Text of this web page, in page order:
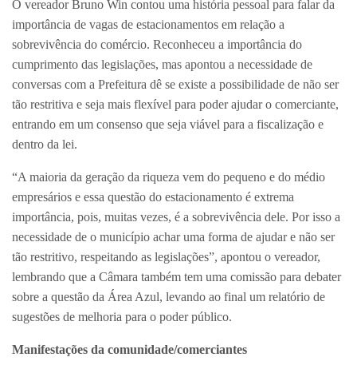
O vereador Bruno Win contou uma história pessoal para falar da
importância de vagas de estacionamentos em relação a
sobrevivência do comércio. Reconheceu a importância do
cumprimento das legislações, mas apontou a necessidade de
conversas com a Prefeitura dê se existe a possibilidade de não ser
tão restritiva e seja mais flexível para poder ajudar o comerciante,
entrando em um consenso que seja viável para a fiscalização e
dentro da lei.
“A maioria da geração da riqueza vem do pequeno e do médio
empresários e essa questão do estacionamento é extrema
importância, pois, muitas vezes, é a sobrevivência dele. Por isso a
necessidade de o município achar uma forma de ajudar e não ser
tão restritivo, respeitando as legislações”, apontou o vereador,
lembrando que a Câmara também tem uma comissão para debater
sobre a questão da Área Azul, levando ao final um relatório de
sugestões de melhoria para o poder público.
Manifestações da comunidade/comerciantes